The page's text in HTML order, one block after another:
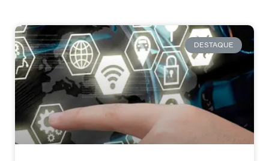
DESTAQUE